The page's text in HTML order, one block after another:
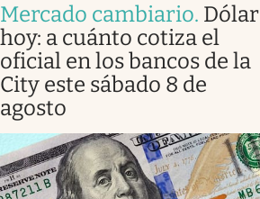
Mercado cambiario. Dólar
hoy: a cuánto cotiza el
oficial en los bancos de la
City este sábado 8 de
agosto